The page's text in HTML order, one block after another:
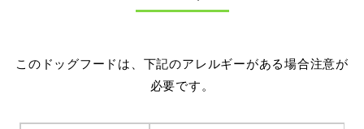
このドッグフードは、下記のアレルギーがある場合注意が
必要です。